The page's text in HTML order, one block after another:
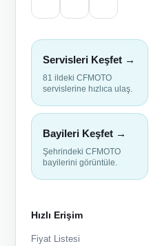
Servisleri Keşfet →
81 ildeki CFMOTO
servislerine hızlıca ulaş.
Bayileri Keşfet →
Şehrindeki CFMOTO
bayilerini görüntüle.
Hızlı Erişim
Fiyat Listesi